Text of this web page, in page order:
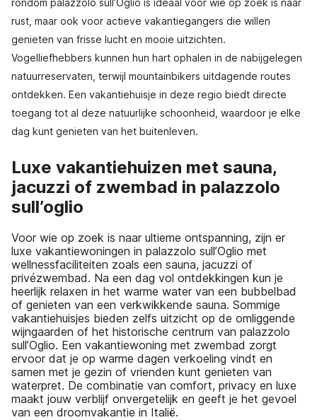
rondom palazzolo sull’Oglio is ideaal voor wie op zoek is naar
rust, maar ook voor actieve vakantiegangers die willen
genieten van frisse lucht en mooie uitzichten.
Vogelliefhebbers kunnen hun hart ophalen in de nabijgelegen
natuurreservaten, terwijl mountainbikers uitdagende routes
ontdekken. Een vakantiehuisje in deze regio biedt directe
toegang tot al deze natuurlijke schoonheid, waardoor je elke
dag kunt genieten van het buitenleven.
Luxe vakantiehuizen met sauna,
jacuzzi of zwembad in palazzolo
sull’oglio
Voor wie op zoek is naar ultieme ontspanning, zijn er
luxe vakantiewoningen in palazzolo sull’Oglio met
wellnessfaciliteiten zoals een sauna, jacuzzi of
privézwembad. Na een dag vol ontdekkingen kun je
heerlijk relaxen in het warme water van een bubbelbad
of genieten van een verkwikkende sauna. Sommige
vakantiehuisjes bieden zelfs uitzicht op de omliggende
wijngaarden of het historische centrum van palazzolo
sull’Oglio. Een vakantiewoning met zwembad zorgt
ervoor dat je op warme dagen verkoeling vindt en
samen met je gezin of vrienden kunt genieten van
waterpret. De combinatie van comfort, privacy en luxe
maakt jouw verblijf onvergetelijk en geeft je het gevoel
van een droomvakantie in Italië.